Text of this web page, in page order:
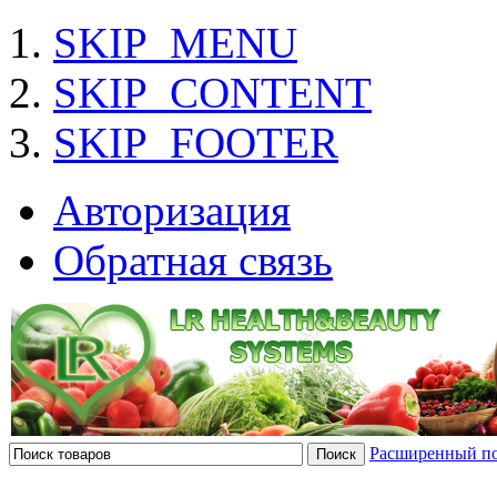
SKIP_MENU
SKIP_CONTENT
SKIP_FOOTER
Авторизация
Обратная связь
Расширенный